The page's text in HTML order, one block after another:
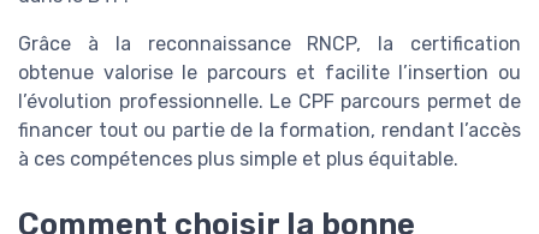
Grâce à la reconnaissance RNCP, la certification
obtenue valorise le parcours et facilite l’insertion ou
l’évolution professionnelle. Le CPF parcours permet de
financer tout ou partie de la formation, rendant l’accès
à ces compétences plus simple et plus équitable.
Comment choisir la bonne